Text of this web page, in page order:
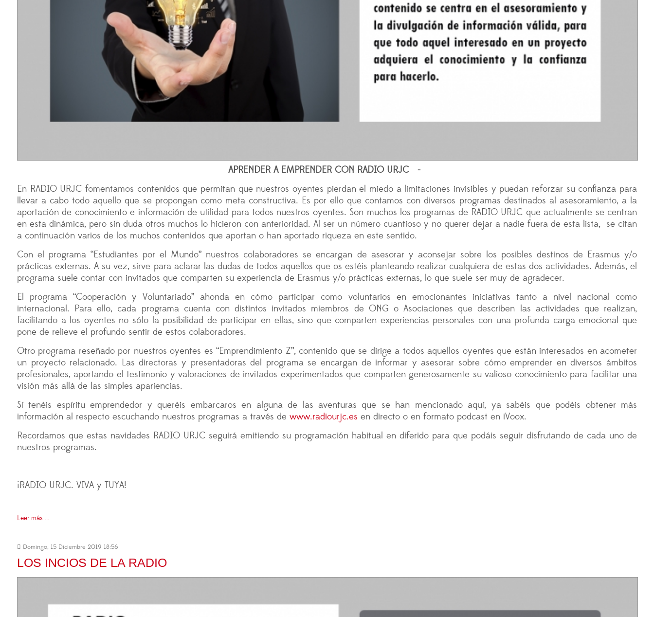
APRENDER A EMPRENDER CON RADIO URJC -
En RADIO URJC fomentamos contenidos que permitan que nuestros oyentes pierdan el miedo a limitaciones invisibles y puedan reforzar su confianza para
llevar a cabo todo aquello que se propongan como meta constructiva. Es por ello que contamos con diversos programas destinados al asesoramiento, a la
aportación de conocimiento e información de utilidad para todos nuestros oyentes. Son muchos los programas de RADIO URJC que actualmente se centran
en esta dinámica, pero sin duda otros muchos lo hicieron con anterioridad. Al ser un número cuantioso y no querer dejar a nadie fuera de esta lista, se citan
a continuación varios de los muchos contenidos que aportan o han aportado riqueza en este sentido.
Con el programa “Estudiantes por el Mundo” nuestros colaboradores se encargan de asesorar y aconsejar sobre los posibles destinos de Erasmus y/o
prácticas externas. A su vez, sirve para aclarar las dudas de todos aquellos que os estéis planteando realizar cualquiera de estas dos actividades. Además, el
programa suele contar con invitados que comparten su experiencia de Erasmus y/o prácticas externas, lo que suele ser muy de agradecer.
El programa “Cooperación y Voluntariado” ahonda en cómo participar como voluntarios en emocionantes iniciativas tanto a nivel nacional como
internacional. Para ello, cada programa cuenta con distintos invitados miembros de ONG o Asociaciones que describen las actividades que realizan,
facilitando a los oyentes no sólo la posibilidad de participar en ellas, sino que comparten experiencias personales con una profunda carga emocional que
pone de relieve el profundo sentir de estos colaboradores.
Otro programa reseñado por nuestros oyentes es “Emprendimiento Z”, contenido que se dirige a todos aquellos oyentes que están interesados en acometer
un proyecto relacionado. Las directoras y presentadoras del programa se encargan de informar y asesorar sobre cómo emprender en diversos ámbitos
profesionales, aportando el testimonio y valoraciones de invitados experimentados que comparten generosamente su valioso conocimiento para facilitar una
visión más allá de las simples apariencias.
Sí tenéis espíritu emprendedor y queréis embarcaros en alguna de las aventuras que se han mencionado aquí, ya sabéis que podéis obtener más
información al respecto escuchando nuestros programas a través de www.radiourjc.es en directo o en formato podcast en iVoox.
Recordamos que estas navidades RADIO URJC seguirá emitiendo su programación habitual en diferido para que podáis seguir disfrutando de cada uno de
nuestros programas.
¡RADIO URJC. VIVA y TUYA!
Leer más ...
Domingo, 15 Diciembre 2019 18:56
LOS INCIOS DE LA RADIO